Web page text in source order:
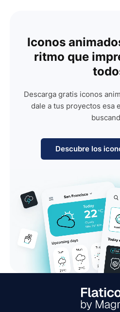
Iconos
ritmo que
Descarga gratis iconos
dale a tus proyectos esa
Descubre los